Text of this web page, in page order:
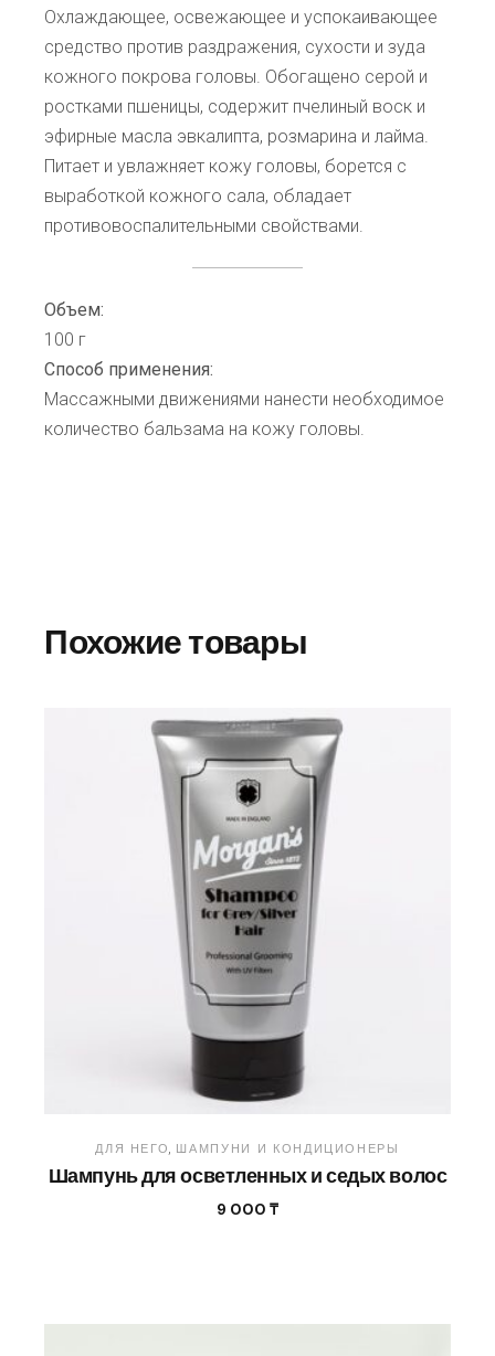
Охлаждающее, освежающее и успокаивающее
средство против раздражения, сухости и зуда
кожного покрова головы. Обогащено серой и
ростками пшеницы, содержит пчелиный воск и
эфирные масла эвкалипта, розмарина и лайма.
Питает и увлажняет кожу головы, борется с
выработкой кожного сала, обладает
противовоспалительными свойствами.
Объем:
100 г
Способ применения:
Массажными движениями нанести необходимое
количество бальзама на кожу головы.
Похожие товары
ДЛЯ НЕГО ШАМПУНИ И КОНДИЦИОНЕРЫ
Шампунь для осветленных и седых волос
9 000 ₸